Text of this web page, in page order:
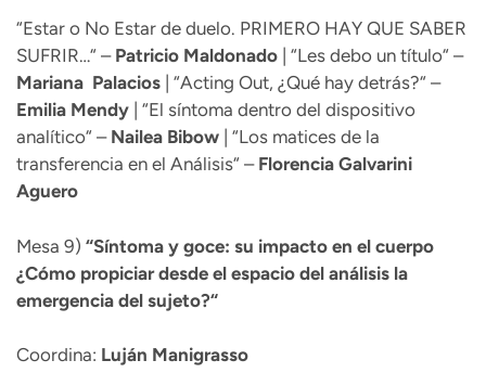
“Estar o No Estar de duelo. PRIMERO HAY QUE SABER
SUFRIR…“ – Patricio Maldonado | “Les debo un título“ –
Mariana Palacios | “Acting Out, ¿Qué hay detrás?“ –
Emilia Mendy | “El síntoma dentro del dispositivo
analítico“ – Nailea Bibow | “Los matices de la
transferencia en el Análisis“ – Florencia Galvarini
Aguero
Mesa 9) “Síntoma y goce: su impacto en el cuerpo
¿Cómo propiciar desde el espacio del análisis la
emergencia del sujeto?“
Coordina: Luján Manigrasso